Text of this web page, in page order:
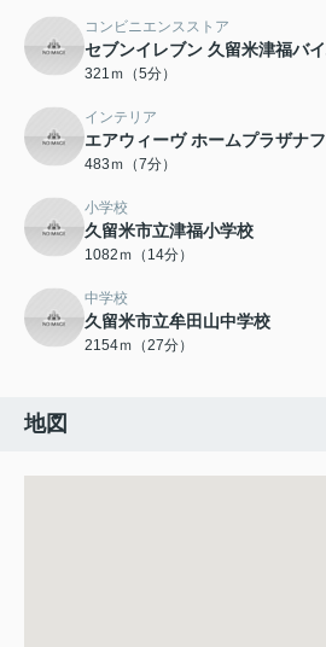
コンビニエンスストア
セブンイレブン 久留米津福バ
321ｍ（5分）
インテリア
エアウィーヴ ホームプラザナ
483ｍ（7分）
小学校
久留米市立津福小学校
1082ｍ（14分）
中学校
久留米市立牟田山中学校
2154ｍ（27分）
地図